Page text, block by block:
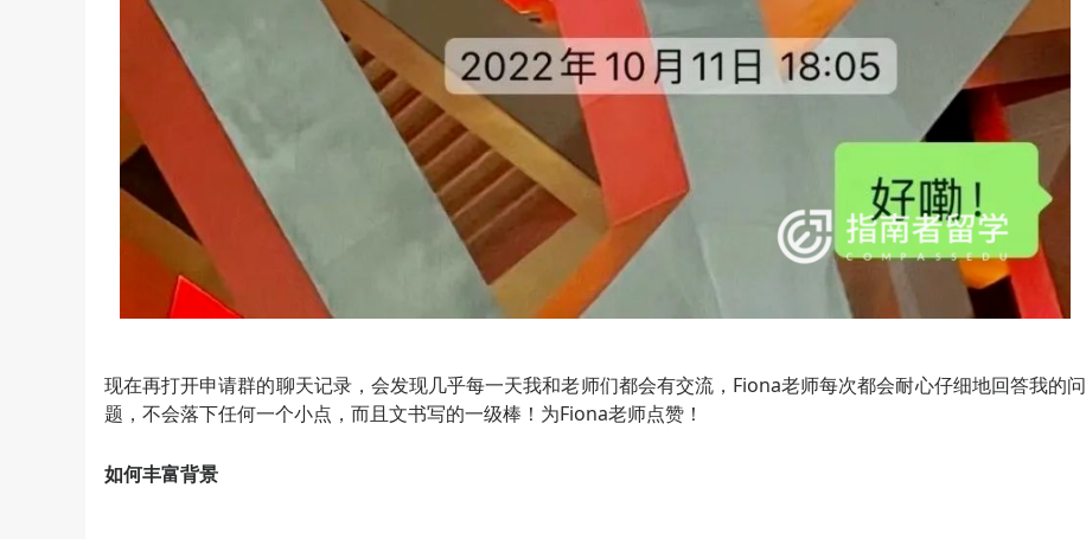
现在再打开申请群的聊天记录，会发现几乎每一天我和老师们都会有交流，Fiona老师每次都会耐心仔细地回答我的问
题，不会落下任何一个小点，而且文书写的一级棒！为Fiona老师点赞！
如何丰富背景